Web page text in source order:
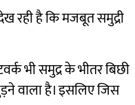
रही है कि मजबूत समुद्री
भी समुद्र के भीतर बिछी
वाला है। इसलिए जिस